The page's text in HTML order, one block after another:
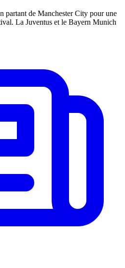
partant de Manchester City pour une
La Juventus et le Bayern Munich